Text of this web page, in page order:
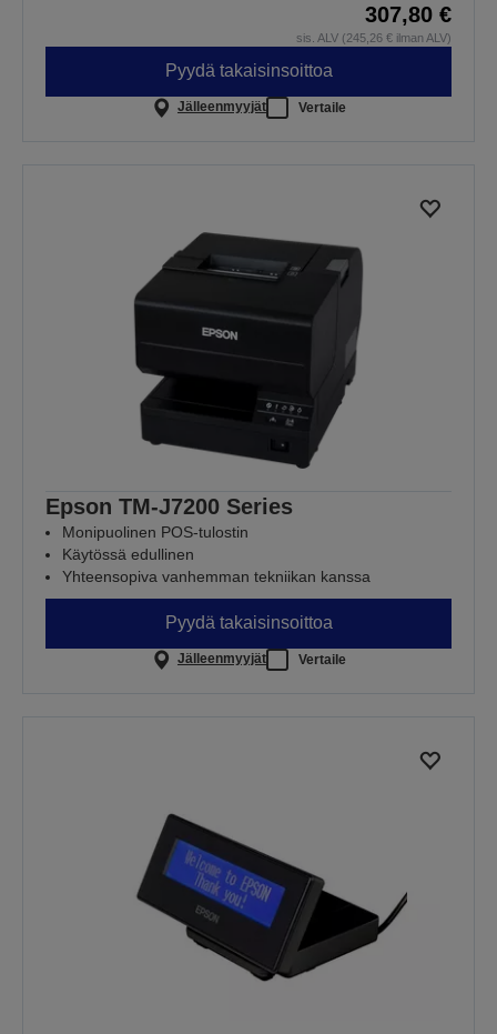
307,80 €
sis. ALV (245,26 € ilman ALV)
Pyydä takaisinsoittoa
Jälleenmyyjät Vertaile
Epson TM-J7200 Series
Monipuolinen POS-tulostin
Käytössä edullinen
Yhteensopiva vanhemman tekniikan kanssa
Pyydä takaisinsoittoa
Jälleenmyyjät Vertaile